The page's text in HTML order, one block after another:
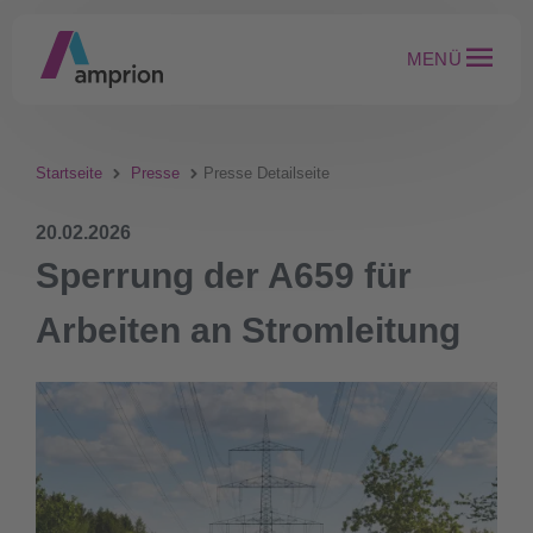
MENÜ
Startseite Presse Presse Detailseite
20.02.2026
Sperrung der A659 für
Arbeiten an Stromleitung